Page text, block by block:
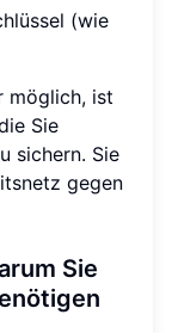
(wie
möglich, ist
Sie
sichern. Sie
gegen
Sie